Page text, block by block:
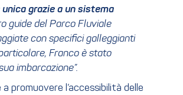
grazie a un sistema
guide del Parco Fluviale
con specifici galleggianti
Franco è stato
imbarcazione”.
promuovere l’accessibilità delle